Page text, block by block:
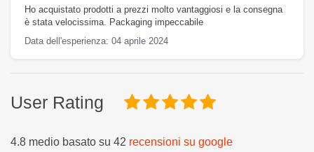
Ho acquistato prodotti a prezzi molto vantaggiosi e la consegna
è stata velocissima. Packaging impeccabile
Data dell'esperienza: 04 aprile 2024
User Rating
4.8 medio basato su 42 recensioni su google